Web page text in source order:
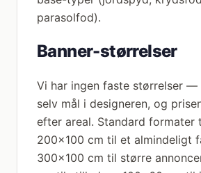
parasolfod).
Banner-størrelser
Vi har ingen faste størrelser —
selv mål i designeren, og
efter areal. Standard formater
200×100 cm til et almindeligt
300×100 cm til større